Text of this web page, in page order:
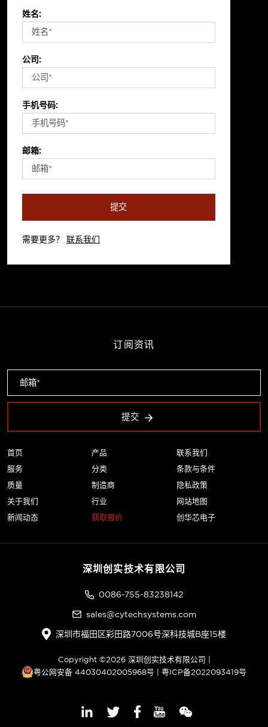
姓名:
公司:
手机号码:
邮箱:
提交
需要更多？ 联系我们
首页
服务
质量
关于我们
新闻动态
产品
分类
制造商
行业
获取报价
联系我们
条款与条件
隐私政策
网站地图
创华芯电子
订阅资讯
提交
深圳创实技术有限公司
0086-755-83238142
sales@cytechsystems.com
深圳市福田区彩田路7006号深科技城B座15楼
Copyright ©2026 深圳创实技术有限公司 |
粤公网安备 44030402005968号 | 粤ICP备2022093419号